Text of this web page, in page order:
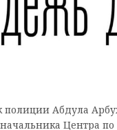
полиции Абдула
Центра по